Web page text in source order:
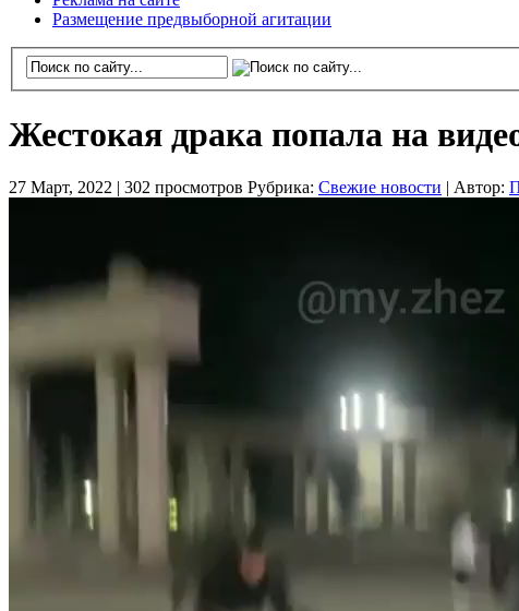
Размещение предвыборной агитации
Жестокая драка попала на
27 Март, 2022 | 302 просмотров Рубрика: Свежие новости Автор: